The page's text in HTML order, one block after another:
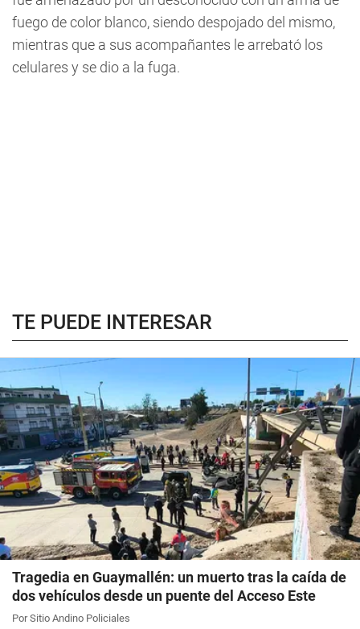
fuego de color blanco, siendo despojado del mismo,
mientras que a sus acompañantes le arrebató los
celulares y se dio a la fuga.
TE PUEDE INTERESAR
Tragedia en Guaymallén: un muerto tras la caída de
dos vehículos desde un puente del Acceso Este
Por Sitio Andino Policiales